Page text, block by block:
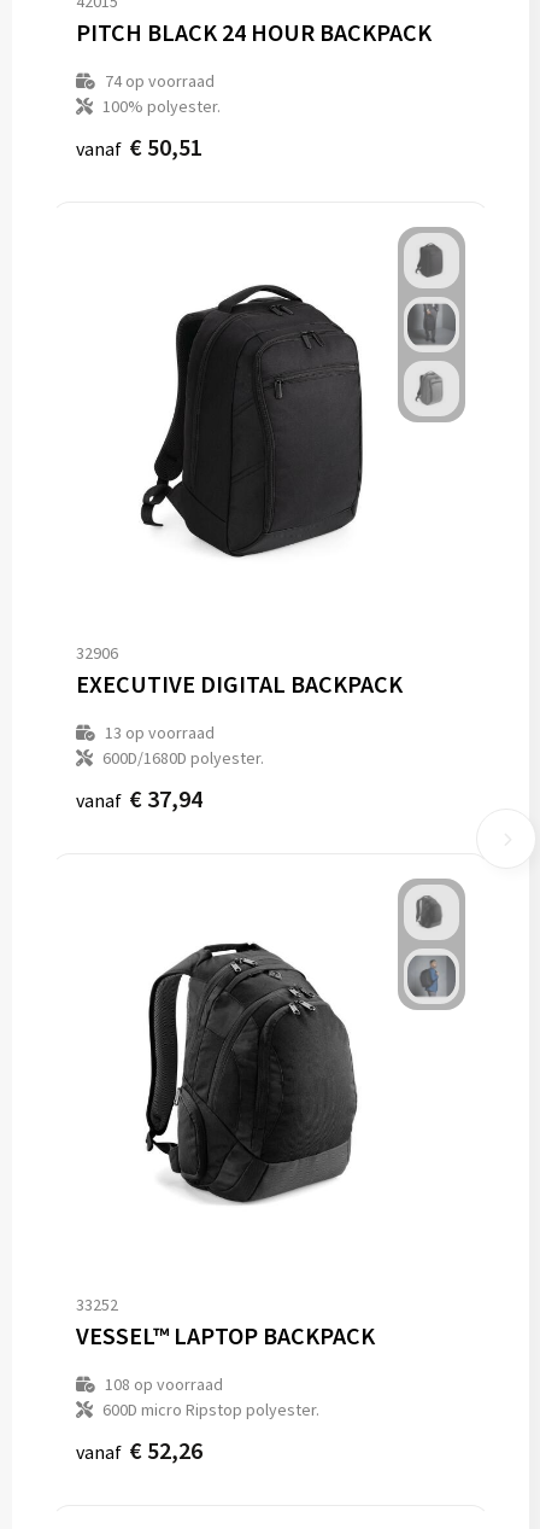
PITCH BLACK 24 HOUR BACKPACK
74op voorraad
100% polyester.
vanaf € 50,51
32906
EXECUTIVE DIGITAL BACKPACK
13 op voorraad
600D/1680D polyester.
vanaf € 37,94
33252
VESSEL™ LAPTOP BACKPACK
108 op voorraad
600D micro Ripstop polyester.
vanaf € 52,26